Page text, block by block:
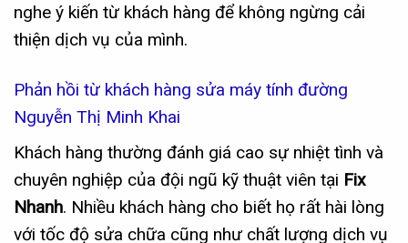
nghe ý kiến từ khách hàng để không ngừng cải
thiện dịch vụ của mình.
Phản hồi từ khách hàng sửa máy tính đường
Nguyễn Thị Minh Khai
Khách hàng thường đánh giá cao sự nhiệt tình và
chuyên nghiệp của đội ngũ kỹ thuật viên tại Fix
Nhanh. Nhiều khách hàng cho biết họ rất hài lòng
với tốc độ sửa chữa cũng như chất lượng dịch vụ